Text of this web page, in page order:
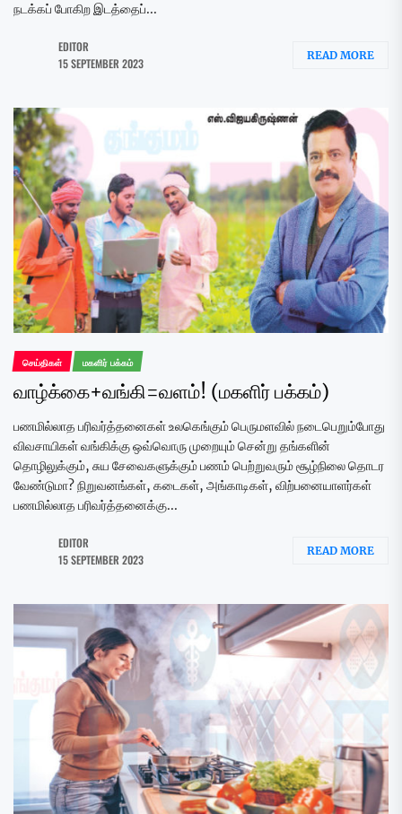
நடக்கப் போகிற இடத்தைப்...
EDITOR
15 SEPTEMBER 2023
READ MORE
செய்திகள் மகளிர் பக்கம்
வாழ்க்கை+வங்கி=வளம்! (மகளிர் பக்கம்)
பணமில்லாத பரிவர்த்தனைகள் உலகெங்கும் பெருமளவில் நடைபெறும்போது
விவசாயிகள் வங்கிக்கு ஒவ்வொரு முறையும் சென்று தங்களின்
தொழிலுக்கும், சுய சேவைகளுக்கும் பணம் பெற்றுவரும் சூழ்நிலை தொடர
வேண்டுமா? நிறுவனங்கள், கடைகள், அங்காடிகள், விற்பனையாளர்கள்
பணமில்லாத பரிவர்த்தனைக்கு...
EDITOR
15 SEPTEMBER 2023
READ MORE